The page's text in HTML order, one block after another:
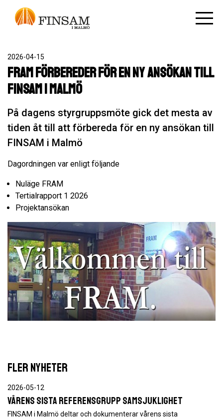
2026-04-15
FRAM förbereder för en ny ansökan till
FINSAM i Malmö
På dagens styrgruppsmöte gick det mesta av
tiden åt till att förbereda för en ny ansökan till
FINSAM i Malmö
Dagordningen var enligt följande
Nuläge FRAM
Tertialrapport 1 2026
Projektansökan
FLER NYHETER
2026-05-12
Vårens sista referensgrupp Samsjuklighet
FINSAM i Malmö deltar och dokumenterar vårens sista